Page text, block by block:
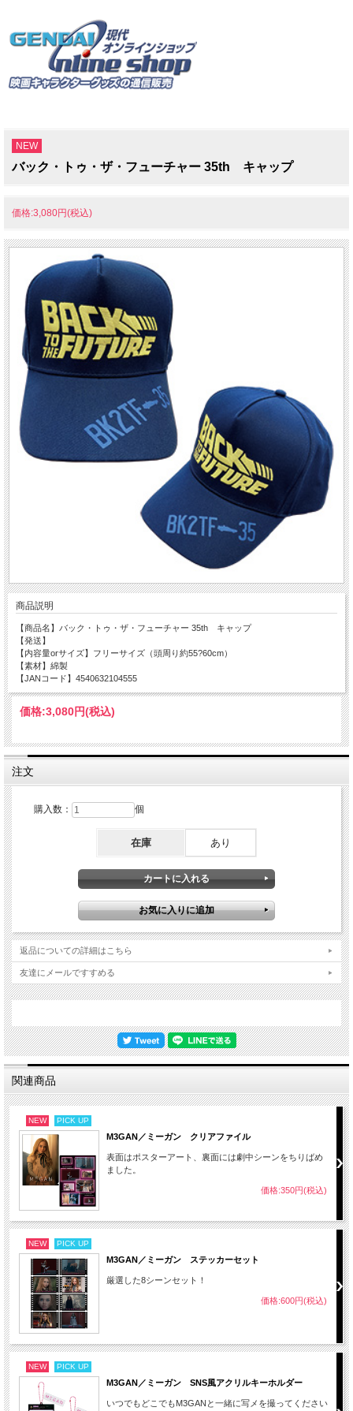
NEW
バック・トゥ・ザ・フューチャー 35th キャップ
価格:3,080円(税込)
商品説明
【商品名】バック・トゥ・ザ・フューチャー 35th キャップ
【発送】
【内容量orサイズ】フリーサイズ（頭周り約55?60cm）
【素材】綿製
【JANコード】4540632104555
価格:3,080円(税込)
注文
購入数： 個
在庫 あり
返品についての詳細はこちら
友達にメールですすめる
関連商品
NEW PICK UP
M3GAN／ミーガン クリアファイル
表面はポスターアート、裏面には劇中シーンをちりばめ
ました。
価格:350円(税込)
NEW PICK UP
M3GAN／ミーガン ステッカーセット
厳選した8シーンセット！
価格:600円(税込)
NEW PICK UP
M3GAN／ミーガン SNS風アクリルキーホルダー
いつでもどこでもM3GANと一緒に写メを撮ってください